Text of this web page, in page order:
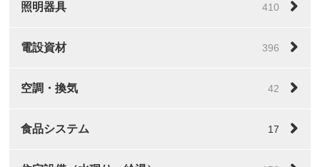
照明器具 410
電設資材 396
空調・換気 42
食品システム 17